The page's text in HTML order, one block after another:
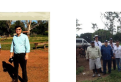
no Fazendão